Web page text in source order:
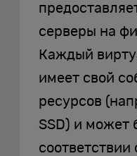
серверы на
Каждый
имеет свой
ресурсов
SSD) и может